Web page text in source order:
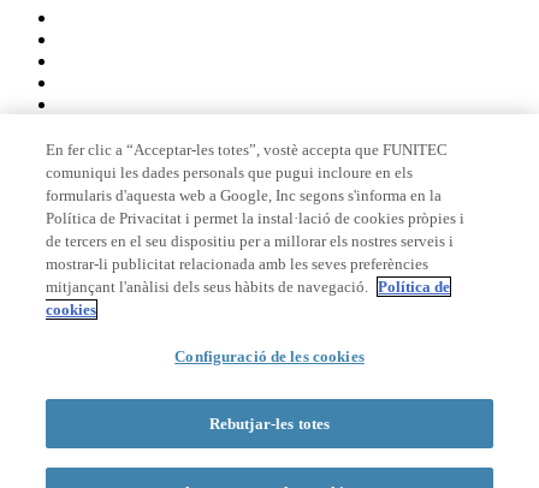
Membre de
Acreditacions
© 2026 La Salle Campus Barcelona - URL |Avís legal
Formulari de cerca
En fer clic a “Acceptar-les totes”, vostè accepta que FUNITEC
comuniqui les dades personals que pugui incloure en els
formularis d'aquesta web a Google, Inc segons s'informa en la
Política de Privacitat i permet la instal·lació de cookies pròpies i
de tercers en el seu dispositiu per a millorar els nostres serveis i
mostrar-li publicitat relacionada amb les seves preferències
mitjançant l'anàlisi dels seus hàbits de navegació. Política de
cookies
Configuració de les cookies
Rebutjar-les totes